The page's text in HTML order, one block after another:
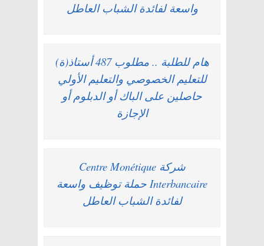
واسعة لفائدة الشباب العاطل
هام للطلبة .. مطلوب 487 أستاذ(ة)
للتعليم الخصوصي والتعليم الأولي
حاصلين على الباك أو الدبلوم أو
الإجازة
شركة Centre Monétique
Interbancaire حملة توظيف واسعة
لفائدة الشباب العاطل